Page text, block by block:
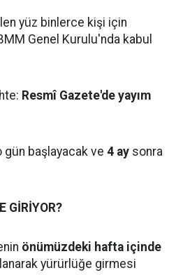
yüz binlerce kişi için
Genel Kurulu'nda kabul
Resmî Gazete'de yayım
başlayacak ve 4 ay sonra
GİRİYOR?
önümüzdeki hafta içinde
yürürlüğe girmesi